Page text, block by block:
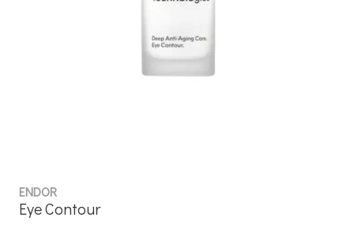
ENDOR
Eye Contour